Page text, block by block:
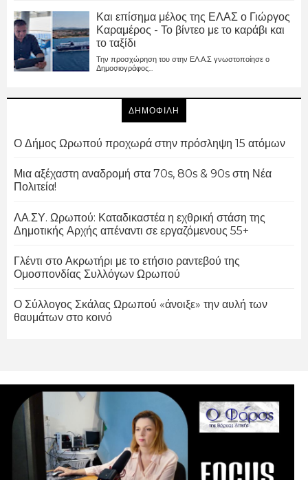
Και επίσημα μέλος της ΕΛΑΣ ο Γιώργος
Καραμέρος - Το βίντεο με το καράβι και
το ταξίδι
Την προσχώρηση του στην ΕΛ.Α.Σ γνωστοποίησε ο
Δημοσιογράφος...
ΔΗΜΟΦΙΛΗ
Ο Δήμος Ωρωπού προχωρά στην πρόσληψη 15 ατόμων
Μια αξέχαστη αναδρομή στα 70s, 80s & 90s στη Νέα
Πολιτεία!
ΛΑ.ΣΥ. Ωρωπού: Καταδικαστέα η εχθρική στάση της
Δημοτικής Αρχής απέναντι σε εργαζόμενους 55+
Γλέντι στο Ακρωτήρι με το ετήσιο ραντεβού της
Ομοσπονδίας Συλλόγων Ωρωπού
Ο Σύλλογος Σκάλας Ωρωπού «άνοιξε» την αυλή των
θαυμάτων στο κοινό